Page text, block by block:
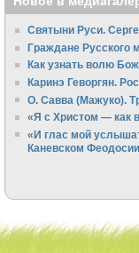
Святыни Руси.
Граждане Русского
Как узнать волю
Каринэ Геворгян.
О. Савва (Мажуко).
«Я с Христом — как
«И глас мой
Каневском Феодосии